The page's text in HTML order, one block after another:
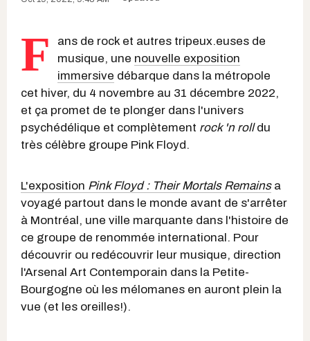
F
ans de rock et autres tripeux.euses de
musique, une nouvelle exposition
immersive débarque dans la métropole
cet hiver, du 4 novembre au 31 décembre 2022,
et ça promet de te plonger dans l'univers
psychédélique et complètement rock 'n rolldu
très célèbre groupe Pink Floyd.
L'exposition Pink Floyd : Their Mortals Remainsa
voyagé partout dans le monde avant de s'arrêter
à Montréal, une ville marquante dans l'histoire de
ce groupe de renommée international. Pour
découvrir ou redécouvrir leur musique, direction
l'Arsenal Art Contemporain dans la Petite-
Bourgogne où les mélomanes en auront plein la
vue (et les oreilles!).